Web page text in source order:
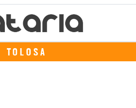
TOLOSA